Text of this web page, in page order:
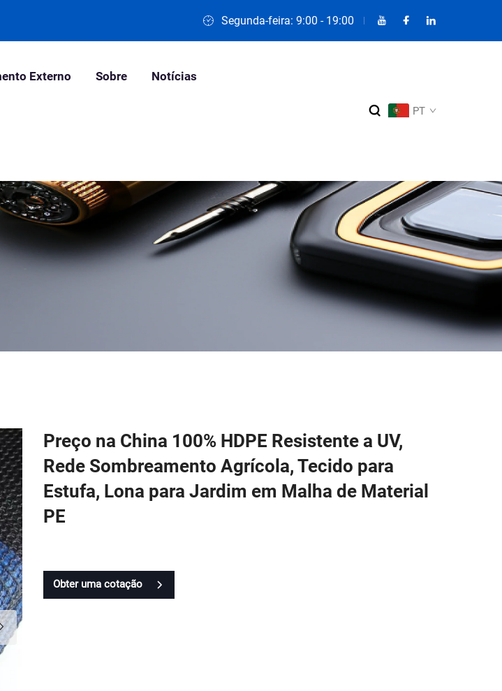
Segunda-feira: 9:00 - 19:00
Externo Sobre Notícias
PT
Preço na China 100% HDPE Resistente a UV,
Rede Sombreamento Agrícola, Tecido para
Estufa, Lona para Jardim em Malha de Material
PE
Obter uma cotação